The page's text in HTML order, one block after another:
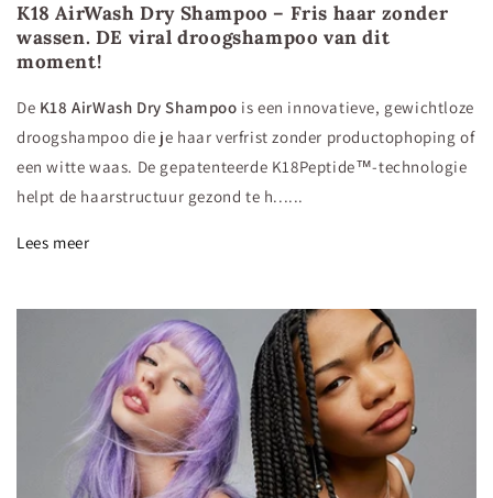
K18 AirWash Dry Shampoo – Fris haar zonder
wassen. DE viral droogshampoo van dit
moment!
De K18 AirWash Dry Shampoo is een innovatieve, gewichtloze
droogshampoo die je haar verfrist zonder productophoping of
een witte waas. De gepatenteerde K18Peptide™-technologie
helpt de haarstructuur gezond te h......
Lees meer